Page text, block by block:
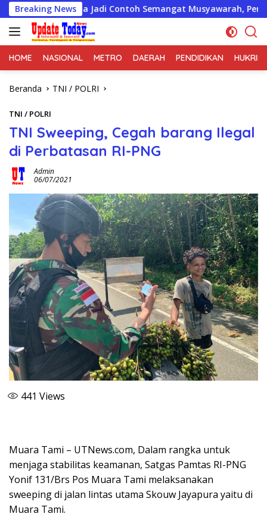
Langsung
ke
konten
Breaking News
Jadi Contoh Semangat Musyawarah, Pengacara PT
HOME NASIONAL METRO DAERAH PENDIDIKAN HUKRIM
Beranda TNI / POLRI
TNI / POLRI
TNI Sweeping, Cegah barang Ilegal
di Perbatasan RI-PNG
Admin
06/07/2021
441 Views
Muara Tami – UTNews.com, Dalam rangka untuk
menjaga stabilitas keamanan, Satgas Pamtas RI-PNG
Yonif 131/Brs Pos Muara Tami melaksanakan
sweeping di jalan lintas utama Skouw Jayapura yaitu di
Muara Tami.